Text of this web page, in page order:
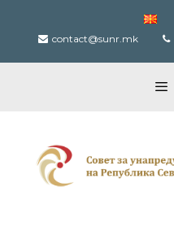
content contact@sunr.mk